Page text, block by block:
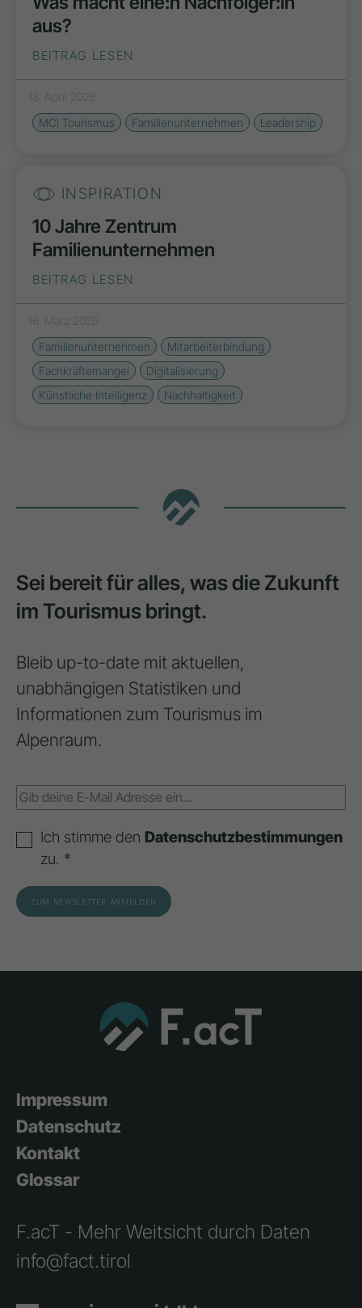
aus?
BEITRAG LESEN
18. April 2026
MCI Tourismus
Familienunternehmen Leadership
INSPIRATION
10 Jahre Zentrum
Familienunternehmen
BEITRAG LESEN
16. März 2026
Familienunternehmen
Mitarbeiterbindung
Fachkräftemangel
Digitalisierung
Künstliche Intelligenz
Nachhaltigkeit
Sei bereit für alles, was die Zukunft
im Tourismus bringt.
Bleib up-to-date mit aktuellen,
unabhängigen Statistiken und
Informationen zum Tourismus im
Alpenraum.
Ich stimme den Datenschutzbestimmungen
zu. *
Impressum
Datenschutz
Kontakt
Glossar
F.acT - Mehr Weitsicht durch Daten
info@fact.tirol